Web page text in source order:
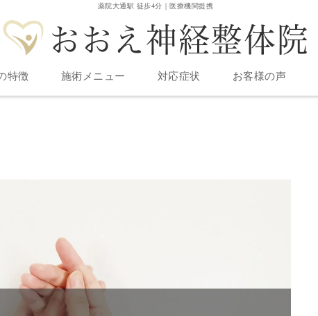
薬院大通駅 徒歩4分｜医療機関提携
特徴 施術メニュー 対応症状 お客様の声